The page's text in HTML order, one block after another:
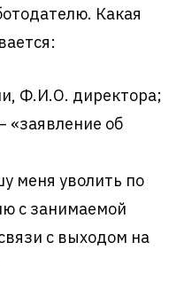
Какая
Ф.И.О. директора;
«заявление об
меня уволить по
с занимаемой
с выходом на